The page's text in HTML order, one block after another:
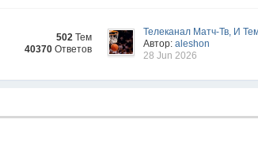
502 Тем
40370 Ответов
Телеканал Матч-Тв, И
Автор:aleshon
28 Jun 2026